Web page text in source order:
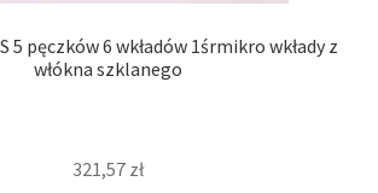
5 pęczków 6 wkładów 1śrmikro wkłady z
włókna szklanego
321,57 zł